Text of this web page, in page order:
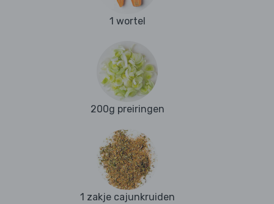
1 wortel
200g preiringen
1 zakje cajunkruiden